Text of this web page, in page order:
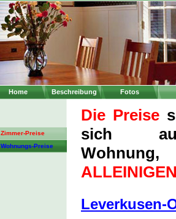
Home Beschreibung Fotos
Zimmer-Preise
Wohnungs-Preise
Die Preise
sich
Wohnung
Leverkusen-